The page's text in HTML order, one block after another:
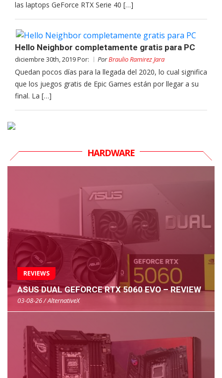
las laptops GeForce RTX Serie 40 […]
Hello Neighbor completamente gratis para PC
diciembre 30th, 2019 Por: PorBraulio Ramirez Jara
Quedan pocos días para la llegada del 2020, lo cual significa
que los juegos gratis de Epic Games están por llegar a su
final. La […]
HARDWARE
REVIEWS
ASUS DUAL GEFORCE RTX 5060 EVO – REVIEW
03-08-26 / AlternativeX